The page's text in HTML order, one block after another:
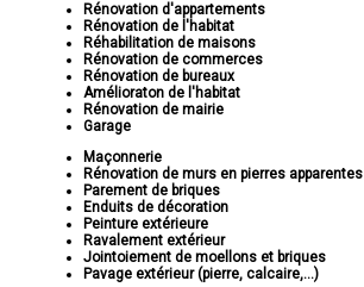
Rénovation d'appartements
Rénovation de l'habitat
Réhabilitation de maisons
Rénovation de commerces
Rénovation de bureaux
Amélioraton de l'habitat
Rénovation de mairie
Garage
Maçonnerie
Rénovation de murs en pierres apparentes
Parement de briques
Enduits de décoration
Peinture extérieure
Ravalement extérieur
Jointoiement de moellons et briques
Pavage extérieur (pierre, calcaire,...)